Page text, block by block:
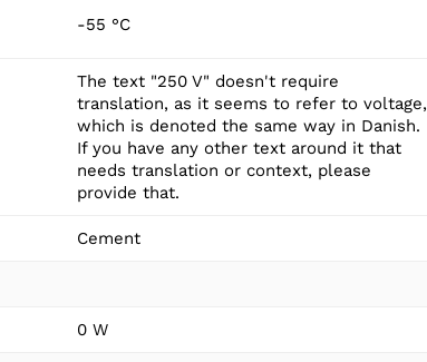
-55 °C
The text "250 V" doesn't require
translation, as it seems to refer to voltage,
which is denoted the same way in Danish.
If you have any other text around it that
needs translation or context, please
provide that.
Cement
0 W